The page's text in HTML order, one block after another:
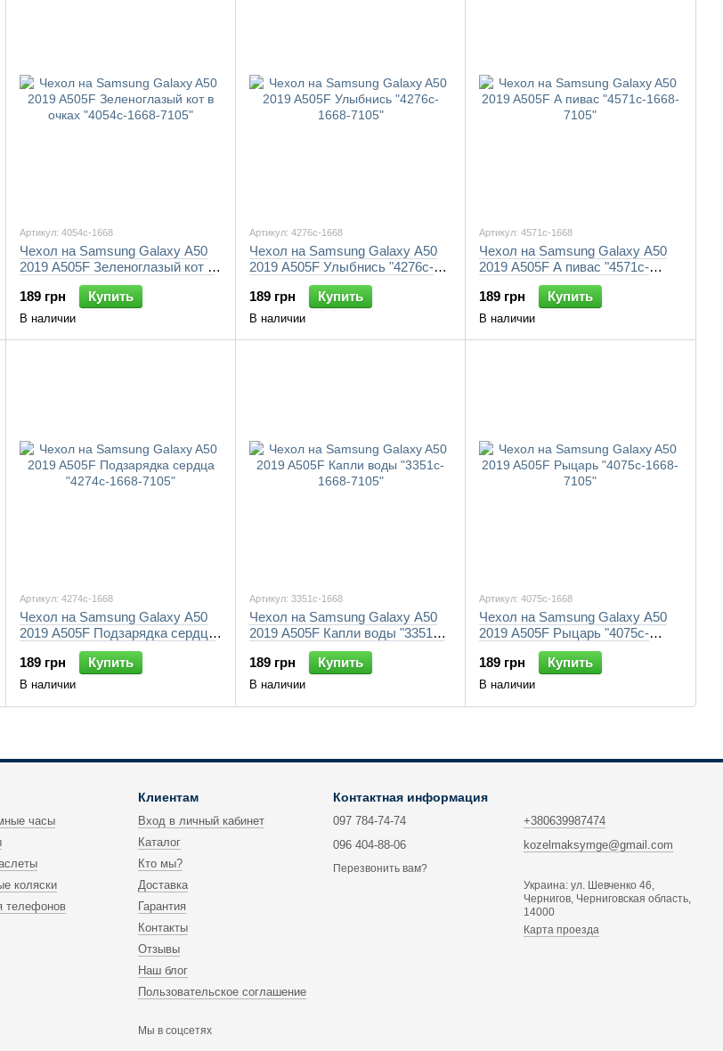
Артикул: 4054c-1668
Чехол на Samsung Galaxy A50
2019 A505F Зеленоглазый кот в
очках "4054c-1668-7105"
189 грн
Купить
В наличии
Артикул: 4276c-1668
Чехол на Samsung Galaxy A50
2019 A505F Улыбнись "4276c-
1668-7105"
189 грн
Купить
В наличии
Артикул: 4571c-1668
Чехол на Samsung Galaxy A50
2019 A505F А пивас "4571c-
1668-7105"
189 грн
Купить
В наличии
Артикул: 4274c-1668
Чехол на Samsung Galaxy A50
2019 A505F Подзарядка сердца
"4274c-1668-7105"
189 грн
Купить
В наличии
Артикул: 3351c-1668
Чехол на Samsung Galaxy A50
2019 A505F Капли воды "3351c-
1668-7105"
189 грн
Купить
В наличии
Артикул: 4075c-1668
Чехол на Samsung Galaxy A50
2019 A505F Рыцарь "4075c-
1668-7105"
189 грн
Купить
В наличии
часы
коляски
телефонов
Клиентам
Вход в личный кабинет
Каталог
Кто мы?
Доставка
Гарантия
Контакты
Отзывы
Наш блог
Пользовательское соглашение
Мы в соцсетях
Контактная информация
097 784-74-74
096 404-88-06
Перезвонить вам?
+380639987474
kozelmaksymge@gmail.com
Украина: ул. Шевченко 46,
Чернигов, Черниговская область,
14000
Карта проезда